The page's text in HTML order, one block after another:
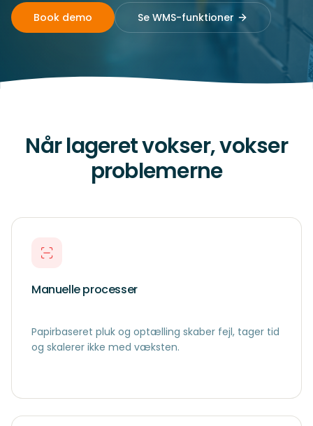
Book demo Se WMS-funktioner
Når lageret vokser, vokser
problemerne
Manuelle processer
Papirbaseret pluk og optælling skaber fejl, tager tid
og skalerer ikke med væksten.